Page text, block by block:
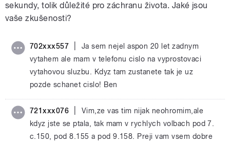
sekundy, tolik důležité pro záchranu života. Jaké jsou
vaše zkušenosti?
702xxx557
Ja sem nejel aspon 20 let zadnym
vytahem ale mam v telefonu cislo na vyprostovaci
vytahovou sluzbu. Kdyz tam zustanete tak je uz
pozde schanet cislo! Ben
721xxx076
Vim,ze vas tim nijak neohromim,ale
kdyz jste se ptala, tak mam v rychlych volbach pod 7.
c.150, pod 8.155 a pod 9.158. Preji vam vsem dobre